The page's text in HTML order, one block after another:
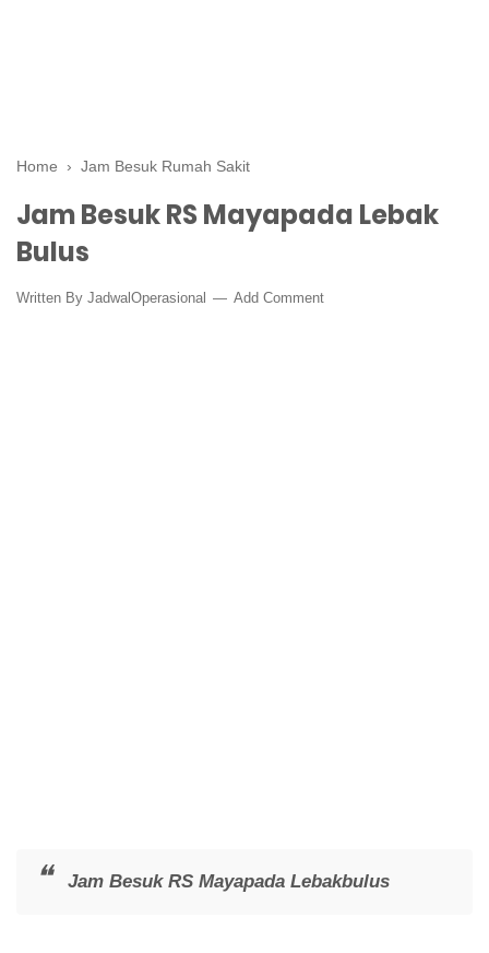
Home › Jam Besuk Rumah Sakit
Jam Besuk RS Mayapada Lebak
Bulus
Written By JadwalOperasional Add Comment
Jam Besuk RS Mayapada Lebakbulus